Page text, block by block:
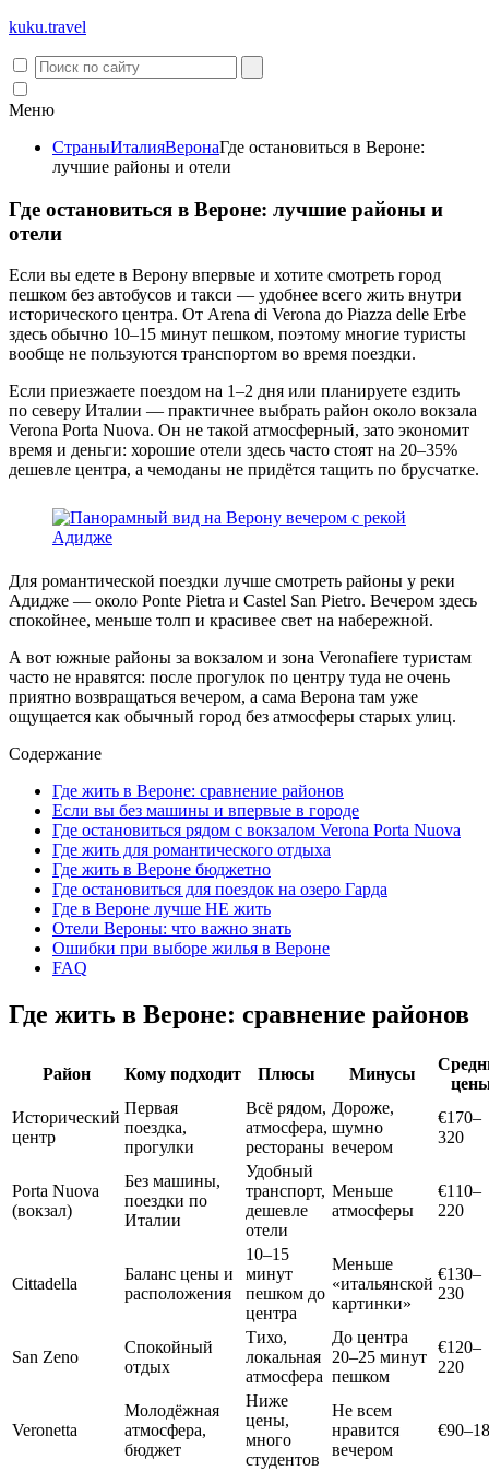
kuku.travel
Меню
СтраныИталияВеронаГде остановиться в Вероне:
лучшие районы и отели
Где остановиться в Вероне: лучшие районы и
отели
Если вы едете в Верону впервые и хотите смотреть город
пешком без автобусов и такси — удобнее всего жить внутри
исторического центра. От Arena di Verona до Piazza delle Erbe
здесь обычно 10–15 минут пешком, поэтому многие туристы
вообще не пользуются транспортом во время поездки.
Если приезжаете поездом на 1–2 дня или планируете ездить
по северу Италии — практичнее выбрать район около вокзала
Verona Porta Nuova. Он не такой атмосферный, зато экономит
время и деньги: хорошие отели здесь часто стоят на 20–35%
дешевле центра, а чемоданы не придётся тащить по брусчатке.
Для романтической поездки лучше смотреть районы у реки
Адидже — около Ponte Pietra и Castel San Pietro. Вечером здесь
спокойнее, меньше толп и красивее свет на набережной.
А вот южные районы за вокзалом и зона Veronafiere туристам
часто не нравятся: после прогулок по центру туда не очень
приятно возвращаться вечером, а сама Верона там уже
ощущается как обычный город без атмосферы старых улиц.
Содержание
Где жить в Вероне: сравнение районов
Если вы без машины и впервые в городе
Где остановиться рядом с вокзалом Verona Porta Nuova
Где жить для романтического отдыха
Где жить в Вероне бюджетно
Где остановиться для поездок на озеро Гарда
Где в Вероне лучше НЕ жить
Отели Вероны: что важно знать
Ошибки при выборе жилья в Вероне
FAQ
Где жить в Вероне: сравнение районов
Район Кому подходит Плюсы Минусы
Исторический
центр
Первая
поездка,
прогулки
Всё рядом,
атмосфера,
рестораны
Дороже,
шумно
вечером
€170–
320
Porta Nuova
(вокзал)
Без машины,
поездки по
Италии
Удобный
транспорт,
дешевле
отели
Меньше
атмосферы
€110–
220
Cittadella
Баланс цены и
расположения
10–15
минут
пешком до
центра
Меньше
«итальянской
картинки»
€130–
230
San Zeno
Спокойный
отдых
Тихо,
локальная
атмосфера
До центра
20–25 минут
пешком
€120–
220
Veronetta
Молодёжная
атмосфера,
бюджет
Ниже
цены,
много
студентов
Не всем
нравится
вечером